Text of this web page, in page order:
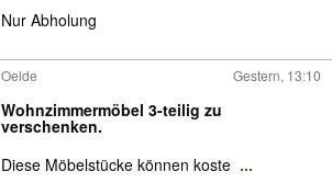
Nur Abholung
Oelde Gestern, 13:10
Wohnzimmermöbel 3-teilig zu
verschenken.
Diese Möbelstücke können koste ...